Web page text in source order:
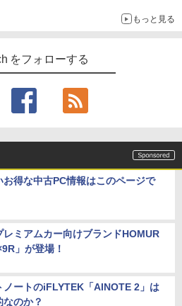
もっと見る
をフォローする
お得な中古PC情報はこのページで
レミアムカー向けブランドHOMUR
」が登場！
ノートのiFLYTEK「AINOTE 2」は
のか？